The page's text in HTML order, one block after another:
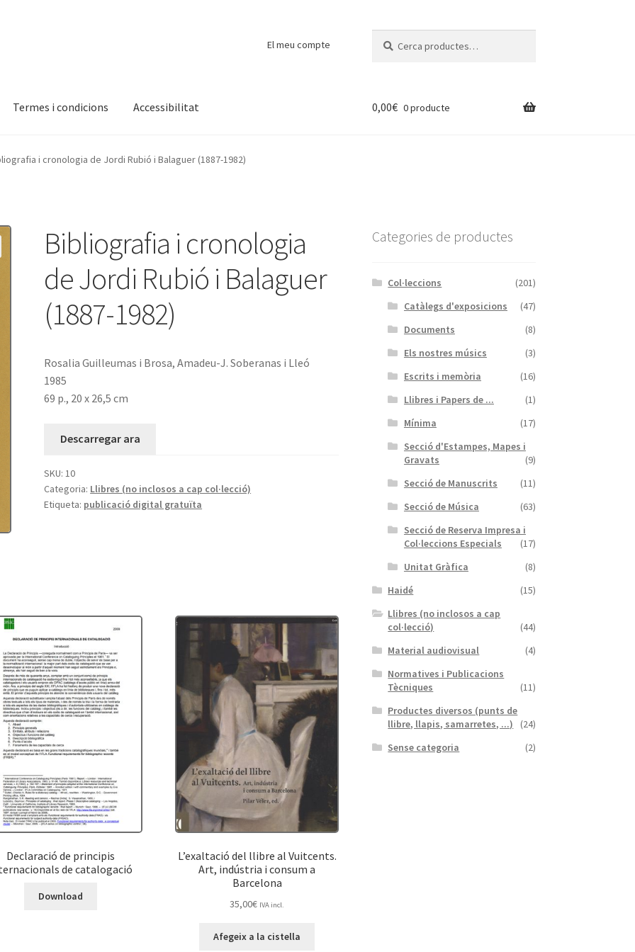
El meu compte
Termes i condicions Accessibilitat
Finalitzar compra Novetats PaymentProtecció de dades
0,00€ 0 producte
i cronologia de Jordi Rubió i Balaguer (1887-1982)
Bibliografia i cronologia
de Jordi Rubió i Balaguer
(1887-1982)
Rosalia Guilleumas i Brosa, Amadeu-J. Soberanas i Lleó
1985
69 p., 20 x 26,5 cm
Descarregar ara
SKU:10
Categoria: Llibres (no inclosos a cap col·lecció)
Etiqueta: publicació digital gratuïta
Declaració de principis
de catalogació
Download
L’exaltació del llibre al Vuitcents.
Art, indústria i consum a
Barcelona
35,00€ IVA incl.
Afegeix a la cistella
Categories de productes
Col·leccions
(201)
Catàlegs d'exposicions
(47)
Documents
(8)
Els nostres músics
(3)
Escrits i memòria
(16)
Llibres i Papers de ...
(1)
Mínima
(17)
Secció d'Estampes, Mapes i
Gravats
(9)
Secció de Manuscrits
(11)
Secció de Música
(63)
Secció de Reserva Impresa i
Col·leccions Especials
(17)
Unitat Gràfica
(8)
Haidé
(15)
Llibres (no inclosos a cap
col·lecció)
(44)
Material audiovisual
(4)
Normatives i Publicacions
Tècniques
(11)
Productes diversos (punts de
llibre, llapis, samarretes, ...)
(24)
Sense categoria
(2)